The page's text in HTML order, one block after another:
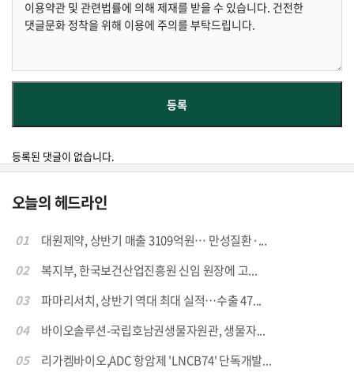
등록된 댓글이 없습니다.
오늘의 헤드라인
01
대원제약, 상반기 매출 3109억원… 만성질환·...
02
복지부, 한국보건산업진흥원 신임 원장에 고...
03
파마리서치, 상반기 역대 최대 실적…수출 47...
04
바이오솔루션-국립호남권생물자원관, 생물자...
05
리가켐바이오,ADC 항암제 'LNCB74' 단독개발...